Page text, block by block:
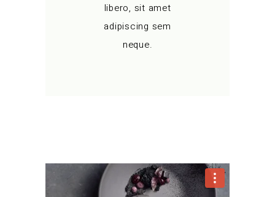
libero, sit amet
adipiscing sem
neque.